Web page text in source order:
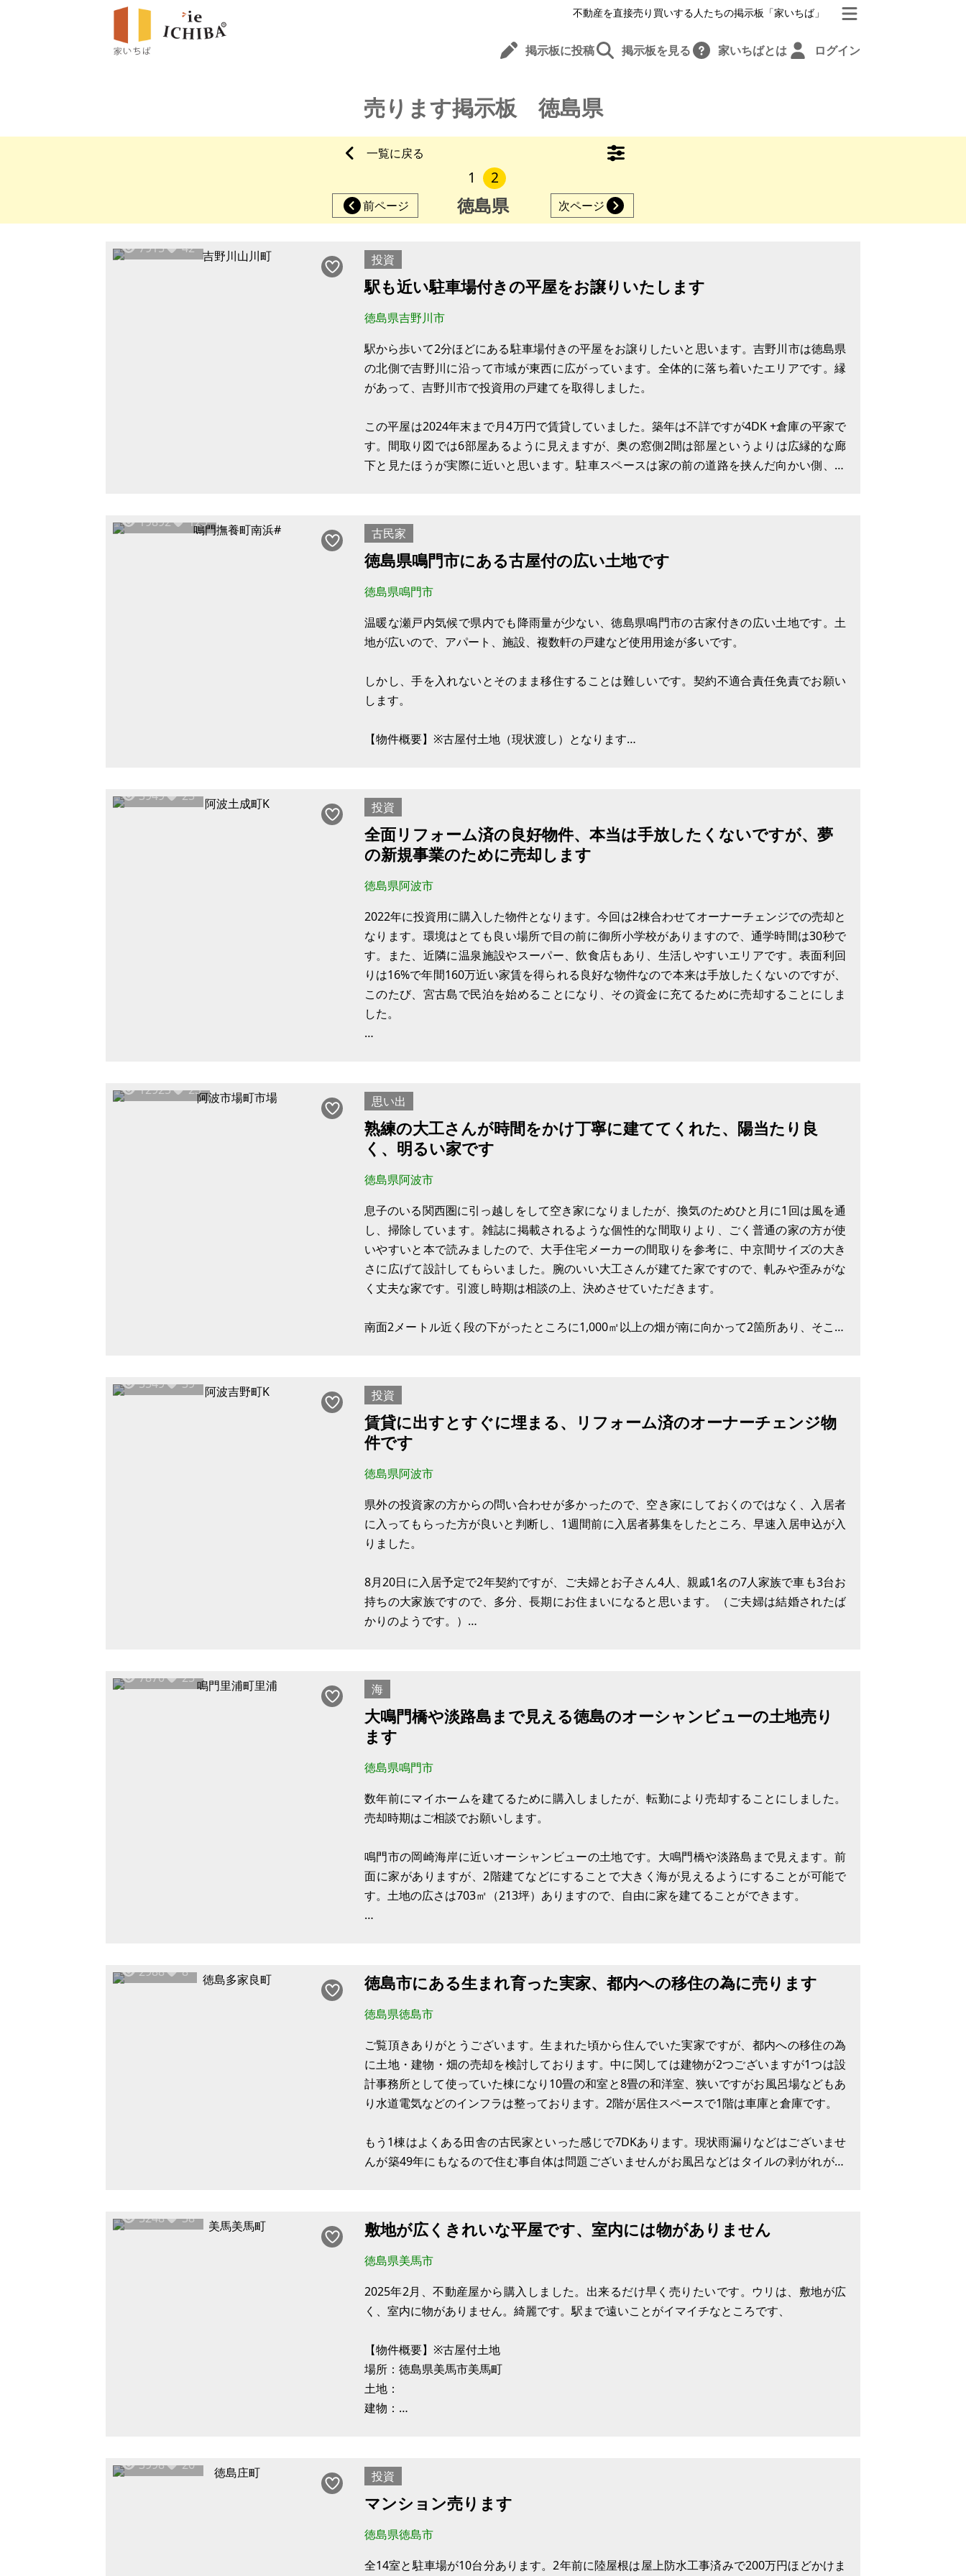
不動産を直接売り買いする人たちの掲示板「家いちば」
掲示板に投稿 掲示板を見る 家いちばとは ログイン
売ります掲示板 徳島県
一覧に戻る
1 2
前ページ 徳島県 次ページ
7915 42
投資
駅も近い駐車場付きの平屋をお譲りいたします
徳島県吉野川市
駅から歩いて2分ほどにある駐車場付きの平屋をお譲りしたいと思います。吉野川市は徳島県
の北側で吉野川に沿って市域が東西に広がっています。全体的に落ち着いたエリアです。縁
があって、吉野川市で投資用の戸建てを取得しました。
この平屋は2024年末まで月4万円で賃貸していました。築年は不詳ですが4DK +倉庫の平家で
す。間取り図では6部屋あるように見えますが、奥の窓側2間は部屋というよりは広縁的な廊
下と見たほうが実際に近いと思います。駐車スペースは家の前の道路を挟んだ向かい側、線
19892
123
古民家
徳島県鳴門市にある古屋付の広い土地です
徳島県鳴門市
温暖な瀬戸内気候で県内でも降雨量が少ない、徳島県鳴門市の古家付きの広い土地です。土
地が広いので、アパート、施設、複数軒の戸建など使用用途が多いです。
しかし、手を入れないとそのまま移住することは難しいです。契約不適合責任免責でお願い
します。
【物件概要】※古屋付土地（現状渡し）となります
建物：161㎡
構造：
現況：
3949 25
投資
全面リフォーム済の良好物件、本当は手放したくないですが、夢
の新規事業のために売却します
徳島県阿波市
2022年に投資用に購入した物件となります。今回は2棟合わせてオーナーチェンジでの売却と
なります。環境はとても良い場所で目の前に御所小学校がありますので、通学時間は30秒で
す。また、近隣に温泉施設やスーパー、飲食店もあり、生活しやすいエリアです。表面利回
りは16%で年間160万近い家賃を得られる良好な物件なので本来は手放したくないのですが、
このたび、宮古島で民泊を始めることになり、その資金に充てるために売却することにしま
した。
12925
23
思い出
熟練の大工さんが時間をかけ丁寧に建ててくれた、陽当たり良
く、明るい家です
徳島県阿波市
息子のいる関西圏に引っ越しをして空き家になりましたが、換気のためひと月に1回は風を通
し、掃除しています。雑誌に掲載されるような個性的な間取りより、ごく普通の家の方が使
いやすいと本で読みましたので、大手住宅メーカーの間取りを参考に、中京間サイズの大き
さに広げて設計してもらいました。腕のいい大工さんが建てた家ですので、軋みや歪みがな
く丈夫な家です。引渡し時期は相談の上、決めさせていただきます。
南面2メートル近く段の下がったところに1,000㎡以上の畑が南に向かって2箇所あり、そこに
外壁と
5549 39
投資
賃貸に出すとすぐに埋まる、リフォーム済のオーナーチェンジ物
件です
徳島県阿波市
県外の投資家の方からの問い合わせが多かったので、空き家にしておくのではなく、入居者
に入ってもらった方が良いと判断し、1週間前に入居者募集をしたところ、早速入居申込が入
りました。
8月20日に入居予定で2年契約ですが、ご夫婦とお子さん4人、親戚1名の7人家族で車も3台お
持ちの大家族ですので、多分、長期にお住まいになると思います。（ご夫婦は結婚されたば
かりのようです。）
だければ、所有権移転が完了次第、毎月6万の家賃収入が入ります。家賃保証も大手の全保連
で審査が通りましたので、滞納などがあっても全保連が代わ
7870 25
海
大鳴門橋や淡路島まで見える徳島のオーシャンビューの土地売り
ます
徳島県鳴門市
数年前にマイホームを建てるために購入しましたが、転勤により売却することにしました。
売却時期はご相談でお願いします。
鳴門市の岡崎海岸に近いオーシャンビューの土地です。大鳴門橋や淡路島まで見えます。前
面に家がありますが、2階建てなどにすることで大きく海が見えるようにすることが可能で
す。土地の広さは703㎡（213坪）ありますので、自由に家を建てることができます。
地です。水道管敷地内引き込み済みですが、電気、ガスの引き込
2988 8 徳島市にある生まれ育った実家、都内への移住の為に売ります
徳島県徳島市
ご覧頂きありがとうございます。生まれた頃から住んでいた実家ですが、都内への移住の為
に土地・建物・畑の売却を検討しております。中に関しては建物が2つございますが1つは設
計事務所として使っていた棟になり10畳の和室と8畳の和洋室、狭いですがお風呂場などもあ
り水道電気などのインフラは整っております。2階が居住スペースで1階は車庫と倉庫です。
もう1棟はよくある田舎の古民家といった感じで7DKあります。現状雨漏りなどはございませ
んが築49年にもなるので住む事自体は問題ございませんがお風呂などはタイルの剥がれが一
写真にもございますが広大な酢橘畑がご
5248 38 敷地が広くきれいな平屋です、室内には物がありません
徳島県美馬市
2025年2月、不動産屋から購入しました。出来るだけ早く売りたいです。ウリは、敷地が広
く、室内に物がありません。綺麗です。駅まで遠いことがイマイチなところです、
【物件概要】※古屋付土地
場所：徳島県美馬市美馬町
土地：
建物：
3998 26
投資
マンション売ります
徳島県徳島市
全14室と駐車場が10台分あります。2年前に陸屋根は屋上防水工事済みで200万円ほどかけま